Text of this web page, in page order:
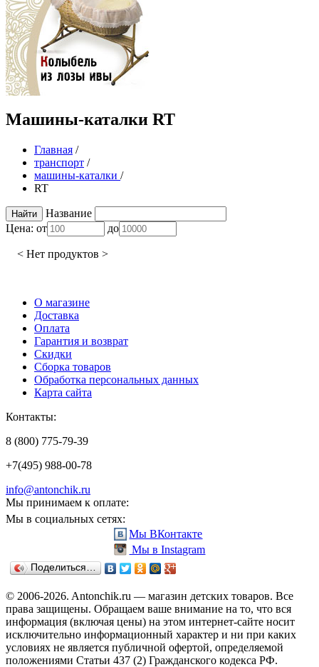
Машины-каталки RT
Главная /
транспорт /
машины-каталки /
RT
Название
Цена: от до
< Нет продуктов >
О магазине
Доставка
Оплата
Гарантия и возврат
Скидки
Сборка товаров
Обработка персональных данных
Карта сайта
Контакты:
8 (800) 775-79-39
+7(495) 988-00-78
info@antonchik.ru
Мы принимаем к оплате:
Мы в социальных сетях:
Мы ВКонтакте
Мы в Instagram
Поделиться…
© 2006-2026. Antonchik.ru — магазин детских товаров. Все
права защищены. Обращаем ваше внимание на то, что вся
информация (включая цены) на этом интернет-сайте носит
исключительно информационный характер и ни при каких
условиях не является публичной офертой, определяемой
положениями Статьи 437 (2) Гражданского кодекса РФ.